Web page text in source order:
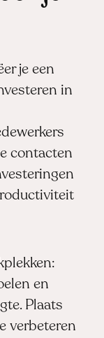
je een
in
contacten
en
Plaats
verbeteren